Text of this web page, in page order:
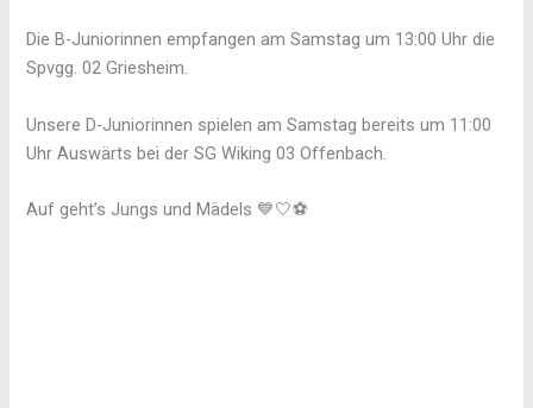
Die B-Juniorinnen empfangen am Samstag um 13:00 Uhr die
Spvgg. 02 Griesheim.
Unsere D-Juniorinnen spielen am Samstag bereits um 11:00
Uhr Auswärts bei der SG Wiking 03 Offenbach.
Auf geht’s Jungs und Mädels 💙🤍⚽️